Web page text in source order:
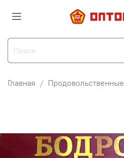
Главная Продовольственные